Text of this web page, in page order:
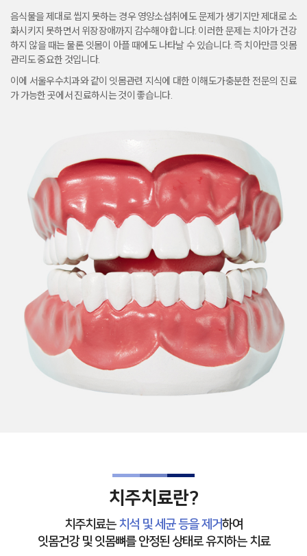
음식물을 제대로 씹지 못하는 경우 영양소섭취에도 문제가 생기지만제대로 소
화시키지 못하면서 위장장애까지 감수해야 합니다. 이러한 문제는 치아가 건강
하지 않을 때는 물론 잇몸이 아플 때에도 나타날 수 있습니다.즉 치아만큼 잇몸
관리도 중요한 것입니다.
이에 서울우수치과와 같이 잇몸관련 지식에 대한 이해도가충분한 전문의 진료
가 가능한 곳에서 진료하시는 것이 좋습니다.
치주치료란?
치주치료는 치석 및 세균 등을 제거하여
잇몸건강 및 잇몸뼈를 안정된 상태로 유지하는 치료